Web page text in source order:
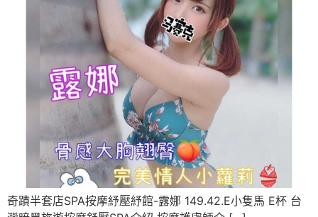
奇蹟半套店SPA按摩紓壓紓館-露娜 149.42.E小隻馬 E杯 台